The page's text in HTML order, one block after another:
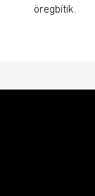
öregbítik.